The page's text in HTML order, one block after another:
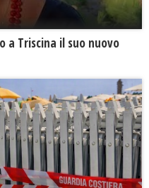
a Triscina il suo nuovo